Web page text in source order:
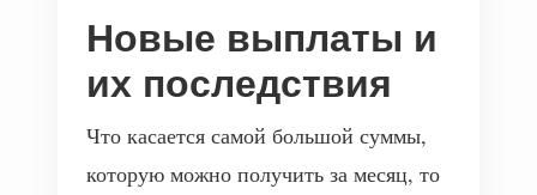
Новые выплаты и
их последствия
Что касается самой большой суммы,
которую можно получить за месяц, то